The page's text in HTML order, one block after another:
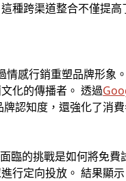
種跨渠道整合不僅提
感行銷重塑品牌形象
化的傳播者。 透過
認知度，還強化了消
的挑戰是如何將免
行定向投放。 結果顯